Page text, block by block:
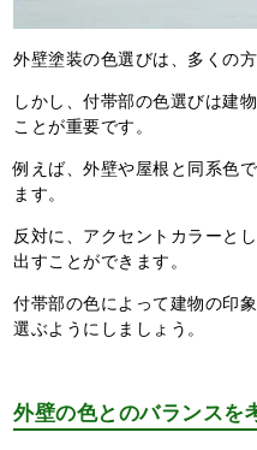
外壁塗装の色選びは、多くの
しかし、付帯部の色選びは建
ことが重要です。
例えば、外壁や屋根と同系色
ます。
反対に、アクセントカラーと
出すことができます。
付帯部の色によって建物の印
選ぶようにしましょう。
外壁の色とのバランスを